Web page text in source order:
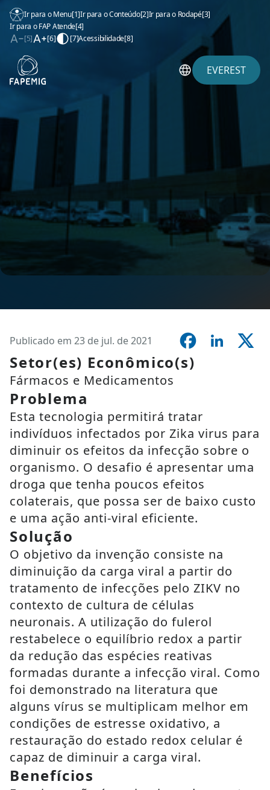
Ir para o Menu[1]Ir para o Conteúdo[2]Ir para o Rodapé[3]
Ir para o FAP Atende[4]
[5]
[6] [7]Acessibilidade[8]
EVEREST
Publicado em 23 de jul. de 2021
Setor(es) Econômico(s)
Fármacos e Medicamentos
Problema
Esta tecnologia permitirá tratar
indivíduos infectados por Zika virus para
diminuir os efeitos da infecção sobre o
organismo. O desafio é apresentar uma
droga que tenha poucos efeitos
colaterais, que possa ser de baixo custo
e uma ação anti-viral eficiente.
Solução
O objetivo da invenção consiste na
diminuição da carga viral a partir do
tratamento de infecções pelo ZIKV no
contexto de cultura de células
neuronais. A utilização do fulerol
restabelece o equilíbrio redox a partir
da redução das espécies reativas
formadas durante a infecção viral. Como
foi demonstrado na literatura que
alguns vírus se multiplicam melhor em
condições de estresse oxidativo, a
restauração do estado redox celular é
capaz de diminuir a carga viral.
Benefícios